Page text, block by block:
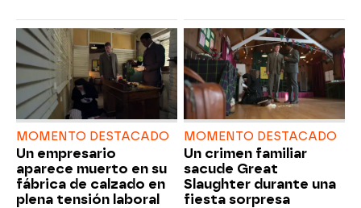
MOMENTO DESTACADO
Un empresario
aparece muerto en su
fábrica de calzado en
plena tensión laboral
MOMENTO DESTACADO
Un crimen familiar
sacude Great
Slaughter durante una
fiesta sorpresa